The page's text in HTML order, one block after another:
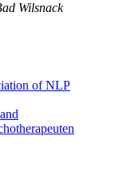
Wilsnack
of NLP